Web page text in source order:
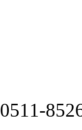
0511-